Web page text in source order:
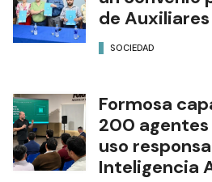
de
SOCIEDAD
Formosa
200 agentes
uso
Inteligencia